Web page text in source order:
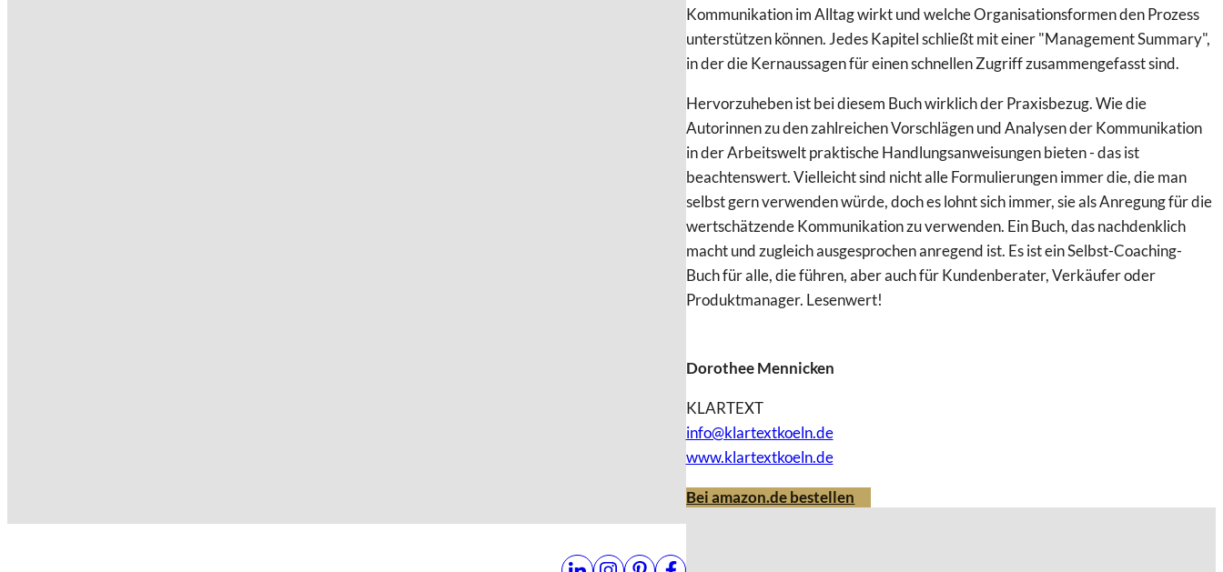
Kommunikation im Alltag wirkt und welche Organisationsformen den Prozess
unterstützen können. Jedes Kapitel schließt mit einer "Management Summary",
in der die Kernaussagen für einen schnellen Zugriff zusammengefasst sind.
Hervorzuheben ist bei diesem Buch wirklich der Praxisbezug. Wie die
Autorinnen zu den zahlreichen Vorschlägen und Analysen der Kommunikation
in der Arbeitswelt praktische Handlungsanweisungen bieten - das ist
beachtenswert. Vielleicht sind nicht alle Formulierungen immer die, die man
selbst gern verwenden würde, doch es lohnt sich immer, sie als Anregung für die
wertschätzende Kommunikation zu verwenden. Ein Buch, das nachdenklich
macht und zugleich ausgesprochen anregend ist. Es ist ein Selbst-Coaching-
Buch für alle, die führen, aber auch für Kundenberater, Verkäufer oder
Produktmanager. Lesenwert!
Dorothee Mennicken
KLARTEXT
info@klartextkoeln.de
www.klartextkoeln.de
Bei amazon.de bestellen